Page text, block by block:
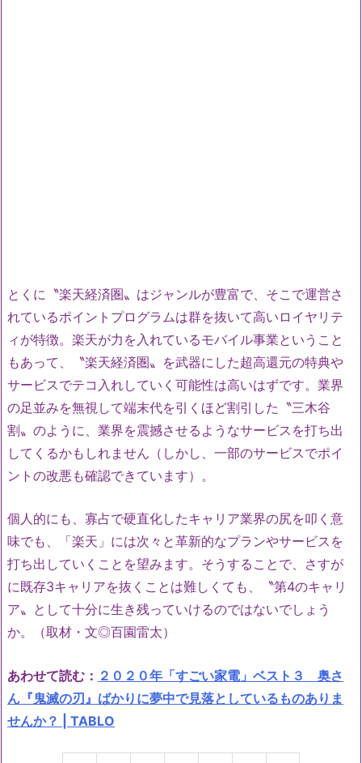
とくに〝楽天経済圏〟はジャンルが豊富で、そこで運営さ
れているポイントプログラムは群を抜いて高いロイヤリテ
ィが特徴。楽天が力を入れているモバイル事業ということ
もあって、〝楽天経済圏〟を武器にした超高還元の特典や
サービスでテコ入れしていく可能性は高いはずです。業界
の足並みを無視して端末代を引くほど割引した〝三木谷
割〟のように、業界を震撼させるようなサービスを打ち出
してくるかもしれません（しかし、一部のサービスでポイ
ントの改悪も確認できています）。
個人的にも、寡占で硬直化したキャリア業界の尻を叩く意
味でも、「楽天」には次々と革新的なプランやサービスを
打ち出していくことを望みます。そうすることで、さすが
に既存3キャリアを抜くことは難しくても、〝第4のキャリ
ア〟として十分に生き残っていけるのではないでしょう
か。（取材・文◎百園雷太）
あわせて読む： ２０２０年「すごい家電」ベスト３ 奥さ
ん『鬼滅の刃』ばかりに夢中で見落としているものありま
せんか？ | TABLO